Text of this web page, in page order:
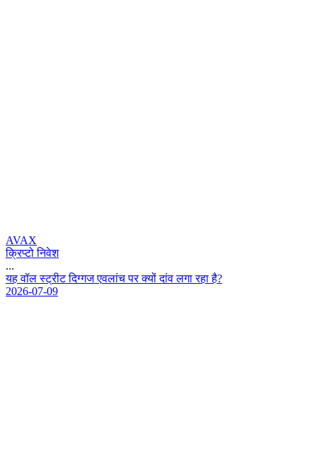
AVAX
क्रिप्टो निवेश
...
यह वल सटरट दगगज एवलच पर कय दव लग रह ह?
2026-07-09